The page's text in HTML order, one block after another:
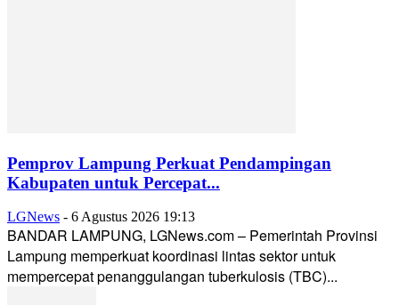
Pemprov Lampung Perkuat Pendampingan
Kabupaten untuk Percepat...
LGNews - 6 Agustus 2026 19:13
BANDAR LAMPUNG, LGNews.com – Pemerintah Provinsi
Lampung memperkuat koordinasi lintas sektor untuk
mempercepat penanggulangan tuberkulosis (TBC)...